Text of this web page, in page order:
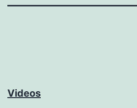
Videos